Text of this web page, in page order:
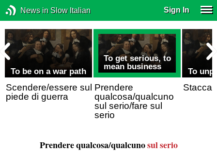
News in Slow Italian Sign In
To be on a war path
Scendere/essere sul
piede di guerra
To get serious, to
mean business
Prendere
qualcosa/qualcuno
sul serio/fare sul
serio
To
Prendere qualcosa/qualcunosul serio